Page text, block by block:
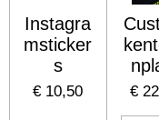
Instagra
msticker
s
€ 10,50 €